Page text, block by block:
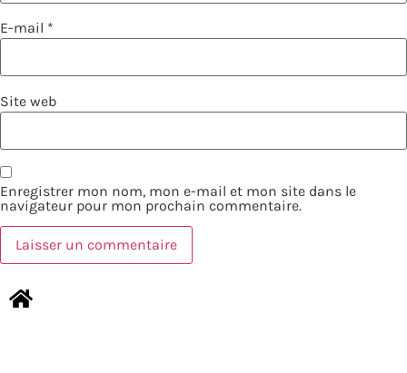
E-mail *
Site web
Enregistrer mon nom, mon e-mail et mon site dans le
navigateur pour mon prochain commentaire.